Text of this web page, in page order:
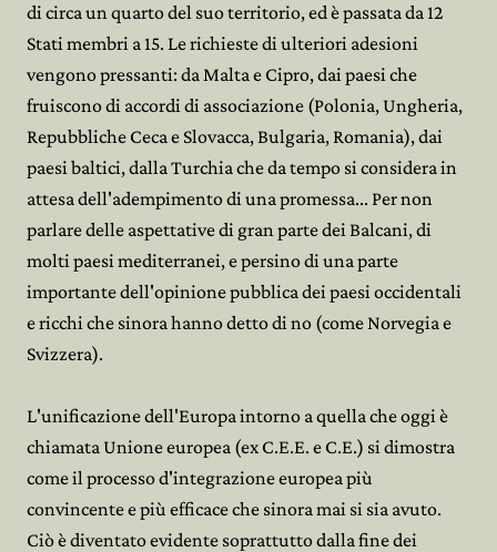
di circa un quarto del suo territorio, ed è passata da 12
Stati membri a 15. Le richieste di ulteriori adesioni
vengono pressanti: da Malta e Cipro, dai paesi che
fruiscono di accordi di associazione (Polonia, Ungheria,
Repubbliche Ceca e Slovacca, Bulgaria, Romania), dai
paesi baltici, dalla Turchia che da tempo si considera in
attesa dell'adempimento di una promessa... Per non
parlare delle aspettative di gran parte dei Balcani, di
molti paesi mediterranei, e persino di una parte
importante dell'opinione pubblica dei paesi occidentali
e ricchi che sinora hanno detto di no (come Norvegia e
Svizzera).
L'unificazione dell'Europa intorno a quella che oggi è
chiamata Unione europea (ex C.E.E. e C.E.) si dimostra
come il processo d'integrazione europea più
convincente e più efficace che sinora mai si sia avuto.
Ciò è diventato evidente soprattutto dalla fine dei